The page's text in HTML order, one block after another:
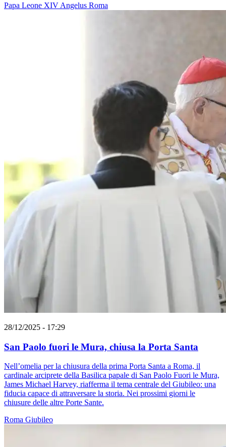
Papa Leone XIV Angelus Roma
28/12/2025 - 17:29
San Paolo fuori le Mura, chiusa la Porta Santa
Nell’omelia per la chiusura della prima Porta Santa a Roma, il
cardinale arciprete della Basilica papale di San Paolo Fuori le Mura,
James Michael Harvey, riafferma il tema centrale del Giubileo: una
fiducia capace di attraversare la storia. Nei prossimi giorni le
chiusure delle altre Porte Sante.
Roma Giubileo